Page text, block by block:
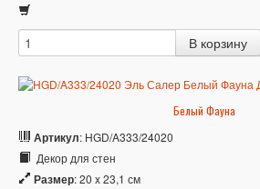
Белый Фауна
Артикул: HGD/A333/24020
Декор для стен
Размер: 20 x 23,1 см